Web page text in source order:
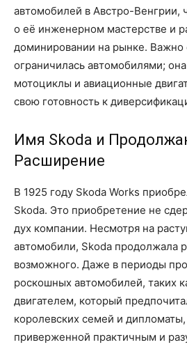
автомобилей в Австро-Венгрии,
о её инженерном мастерстве и
доминировании на рынке. Важно
ограничилась автомобилями;
мотоциклы и авиационные
свою готовность к
Имя Skoda и
Расширение
В 1925 году Skoda Works
Skoda. Это приобретение не
дух компании. Несмотря на
автомобили, Skoda продолжала
возможного. Даже в периоды
роскошных автомобилей, таких
двигателем, который
королевских семей и
приверженной практичным и